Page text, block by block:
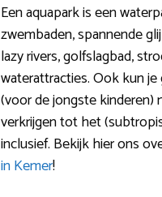
Een aquapark is een
zwembaden, spannende
lazy rivers, golfslagbad,
waterattracties. Ook kun
(voor de jongste kinderen)
verkrijgen tot het
inclusief. Bekijk hier ons
in Kemer!